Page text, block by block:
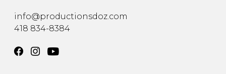
info@productionsdoz.com
418 834-8384